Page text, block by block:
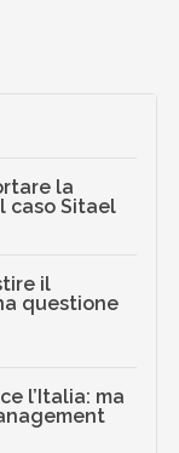
la
caso Sitael
il
questione
l’Italia: ma